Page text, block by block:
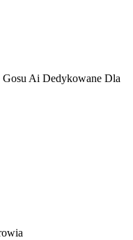
Gosu Ai Dedykowane Dla